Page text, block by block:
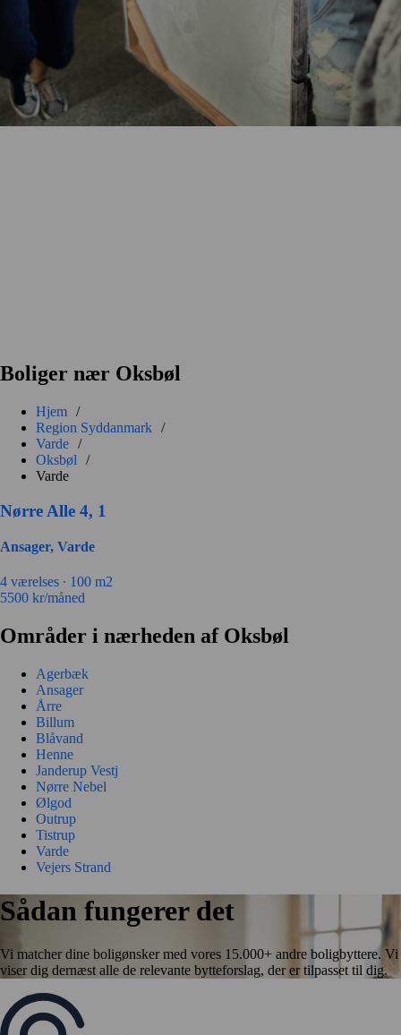
Boliger nær Oksbøl
Hjem /
Region Syddanmark /
Varde /
Oksbøl
/
Varde
Nørre Alle 4, 1
Ansager, Varde
4 værelses ∙ 100 m2
5500 kr/måned
Områder i nærheden af Oksbøl
Agerbæk
Ansager
Årre
Billum
Blåvand
Henne
Janderup Vestj
Nørre Nebel
Ølgod
Outrup
Tistrup
Varde
Vejers Strand
Sådan fungerer det
Vi matcher dine boligønsker med vores 15.000+ andre boligbyttere. Vi
viser dig dernæst alle de relevante bytteforslag, der er tilpasset til dig.